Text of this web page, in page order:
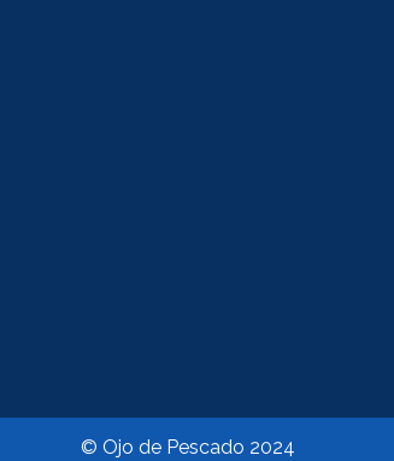
© Ojo de Pescado 2024